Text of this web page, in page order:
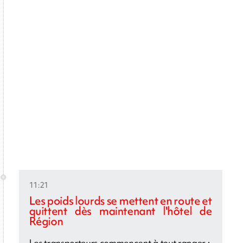
11:21
Les poids lourds se mettent en route et
quittent dès maintenant l'hôtel de
Région